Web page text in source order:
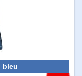
bleu